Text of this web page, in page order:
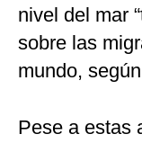
nivel del mar
sobre las
mundo,
Pese a estas